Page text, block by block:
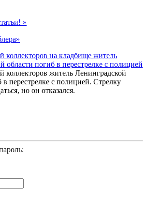
»
коллекторов на кладбище житель
области погиб в перестрелке с полицией
коллекторов житель Ленинградской
в перестрелке с полицией. Стрелку
но он отказался.